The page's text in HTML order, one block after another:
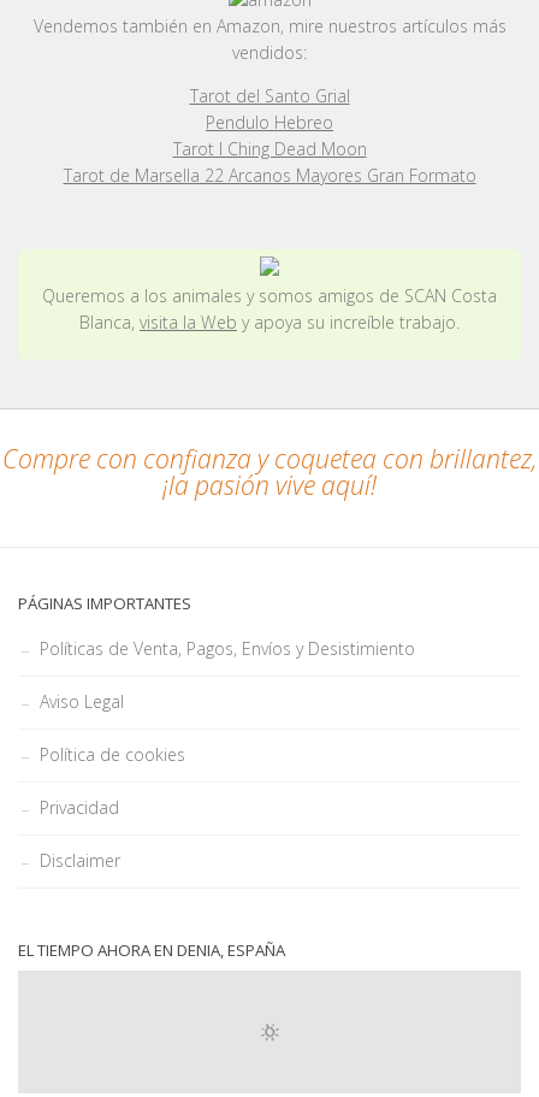
Vendemos también en Amazon, mire nuestros artículos más
vendidos:
Tarot del Santo Grial
Pendulo Hebreo
Tarot I Ching Dead Moon
Tarot de Marsella 22 Arcanos Mayores Gran Formato
Queremos a los animales y somos amigos de SCAN Costa
Blanca, visita la Web y apoya su increíble trabajo.
Compre con confianza y coquetea con brillantez,
¡la pasión vive aquí!
PÁGINAS IMPORTANTES
Políticas de Venta, Pagos, Envíos y Desistimiento
Aviso Legal
Política de cookies
Privacidad
Disclaimer
EL TIEMPO AHORA EN DENIA, ESPAÑA